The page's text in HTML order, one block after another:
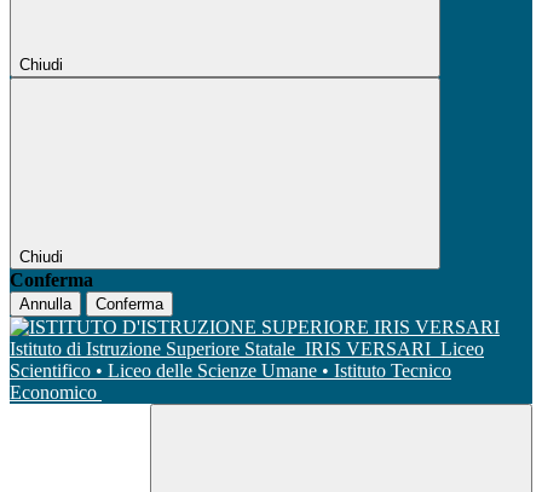
Chiudi
Chiudi
Conferma
Annulla Conferma
Istituto di Istruzione Superiore Statale IRIS VERSARI Liceo
Scientifico • Liceo delle Scienze Umane • Istituto Tecnico
Economico